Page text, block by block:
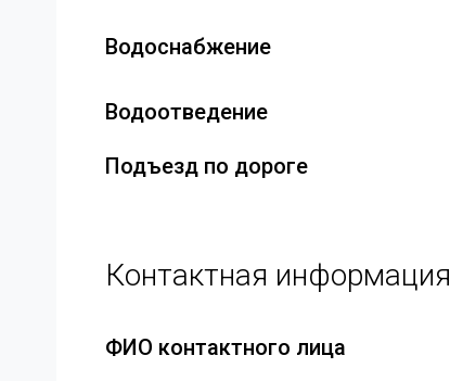
Водоснабжение
Водоотведение
Подъезд по дороге
Контактная информация
ФИО контактного лица